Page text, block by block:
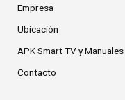
Empresa
Ubicación
APK Smart TV y Manuales
Contacto